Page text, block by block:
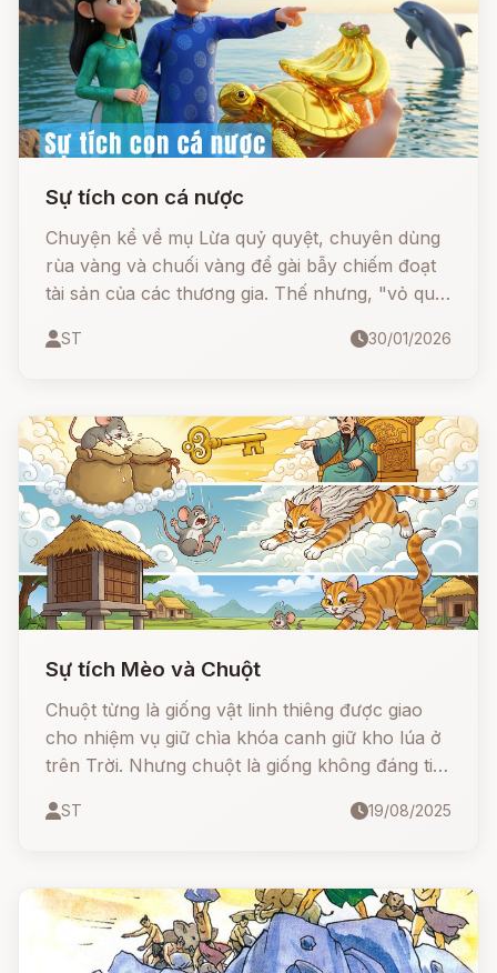
Sự tích con cá nược
Chuyện kể về mụ Lừa quỷ quyệt, chuyên dùng
rùa vàng và chuối vàng để gài bẫy chiếm đoạt
tài sản của các thương gia. Thế nhưng, "vỏ quýt
trước sự mưu trí của vợ một nạn nhân. Kết cục,
ST 30/01/2026
Sự tích Mèo và Chuột
Chuột từng là giống vật linh thiêng được giao
cho nhiệm vụ giữ chìa khóa canh giữ kho lúa ở
trên Trời. Nhưng chuột là giống không đáng tin,
khóa, tự do đến mở kho rủ nhau vào ăn rả rích
ST 19/08/2025